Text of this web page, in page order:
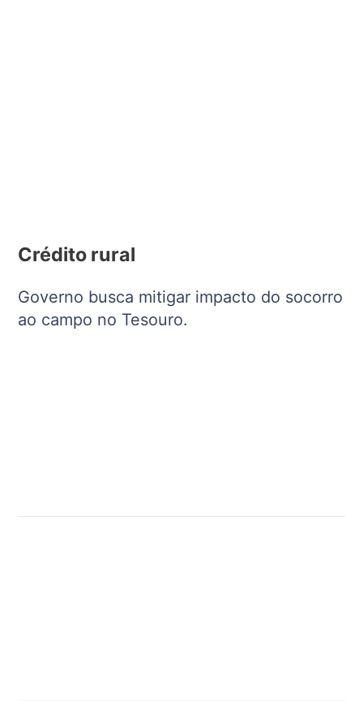
Crédito rural
Governo busca mitigar impacto do socorro
ao campo no Tesouro.